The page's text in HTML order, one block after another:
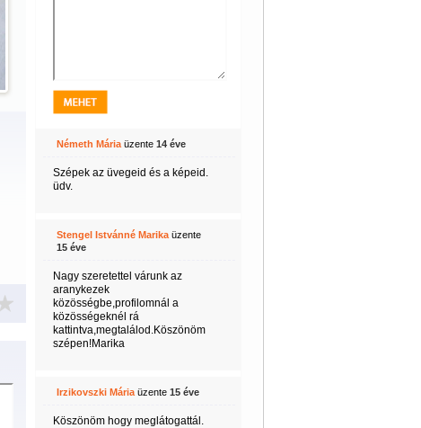
Németh Máriaüzente 14 éve
Szépek az üvegeid és a képeid.
üdv.
Stengel Istvánné Marikaüzente
15 éve
Nagy szeretettel várunk az
aranykezek
közösségbe,profilomnál a
közösségeknél rá
kattintva,megtalálod.Köszönöm
szépen!Marika
Irzikovszki Máriaüzente 15 éve
Köszönöm hogy meglátogattál.